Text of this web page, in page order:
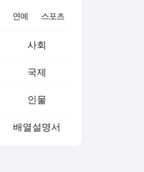
연예 스포츠
사회
국제
인물
배열설명서